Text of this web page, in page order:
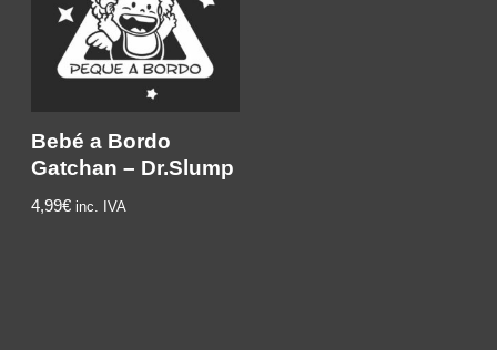
Bebé a Bordo
Gatchan – Dr.Slump
4,99€ inc. IVA